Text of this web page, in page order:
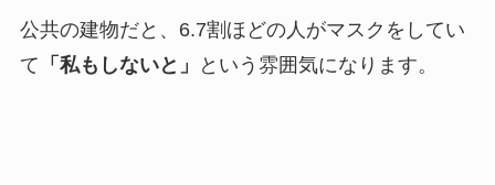
公共の建物だと、6.7割ほどの人がマスクをしてい
て 「私もしないと」 という雰囲気になります。